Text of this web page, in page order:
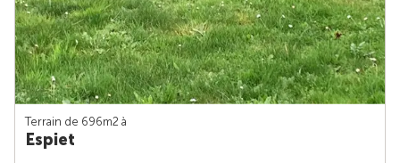
Terrain de 696m2 à
Espiet